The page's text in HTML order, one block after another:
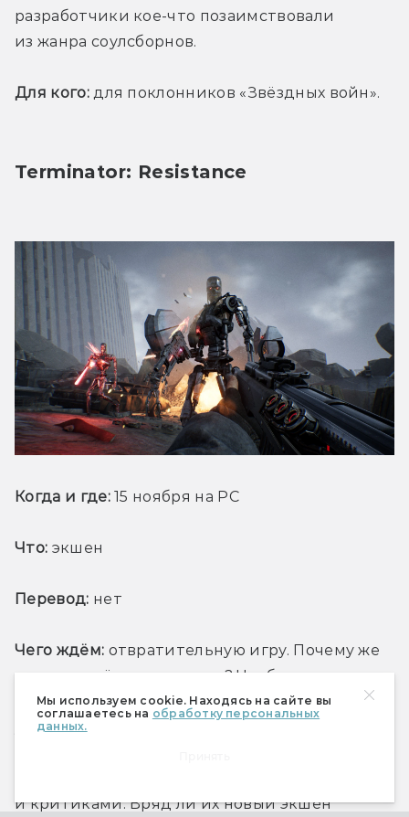
Мы используем cookie. Находясь на сайте вы
соглашаетесь на обработку персональных
данных.
разработчики кое-что позаимствовали
из жанра соулсборнов.
Для кого: для поклонников «Звёздных войн».
Terminator: Resistance
Когда и где: 15 ноября на PC
Что: экшен
Перевод: нет
Чего ждём: отвратительную игру. Почему же
мы взяли её в наш список? Чтобы
предупредить вас! Разработчики уже
умудрились отличиться игрой
и критиками. Вряд ли их новый экшен